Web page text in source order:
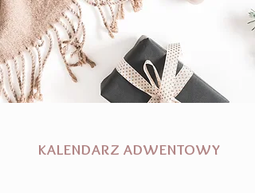
KALENDARZ ADWENTOWY